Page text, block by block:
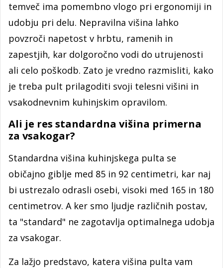
temveč ima pomembno vlogo pri ergonomiji in
udobju pri delu. Nepravilna višina lahko
povzroči napetost v hrbtu, ramenih in
zapestjih, kar dolgoročno vodi do utrujenosti
ali celo poškodb. Zato je vredno razmisliti, kako
je treba pult prilagoditi svoji telesni višini in
vsakodnevnim kuhinjskim opravilom.
Ali je res standardna višina primerna
za vsakogar?
Standardna višina kuhinjskega pulta se
običajno giblje med 85 in 92 centimetri, kar naj
bi ustrezalo odrasli osebi, visoki med 165 in 180
centimetrov. A ker smo ljudje različnih postav,
ta "standard" ne zagotavlja optimalnega udobja
za vsakogar.
Za lažjo predstavo, katera višina pulta vam